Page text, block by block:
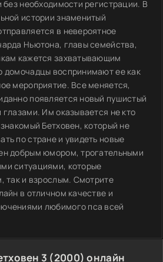
без необходимости регистрации. В
истории знаменитый
в невероятное
Ньютона, главы семейства,
кажется захватывающим
домочадцы воспринимают ее как
мероприятие. Все меняется,
появляется новый пушистый
глазами. Им оказывается не кто
Бетховен, который не
по стране и увидеть новые
добрым юмором, трогательными
ситуациями, которые
так и взрослым. Смотрите
в отличном качестве и
любимого пса всей
3 (2000) онлайн